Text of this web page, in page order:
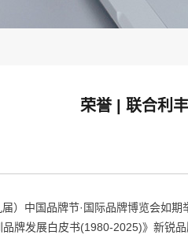
荣誉 | 联合利
）中国品牌节·国际品牌博览会如
牌发展白皮书(1980-2025)》新锐品